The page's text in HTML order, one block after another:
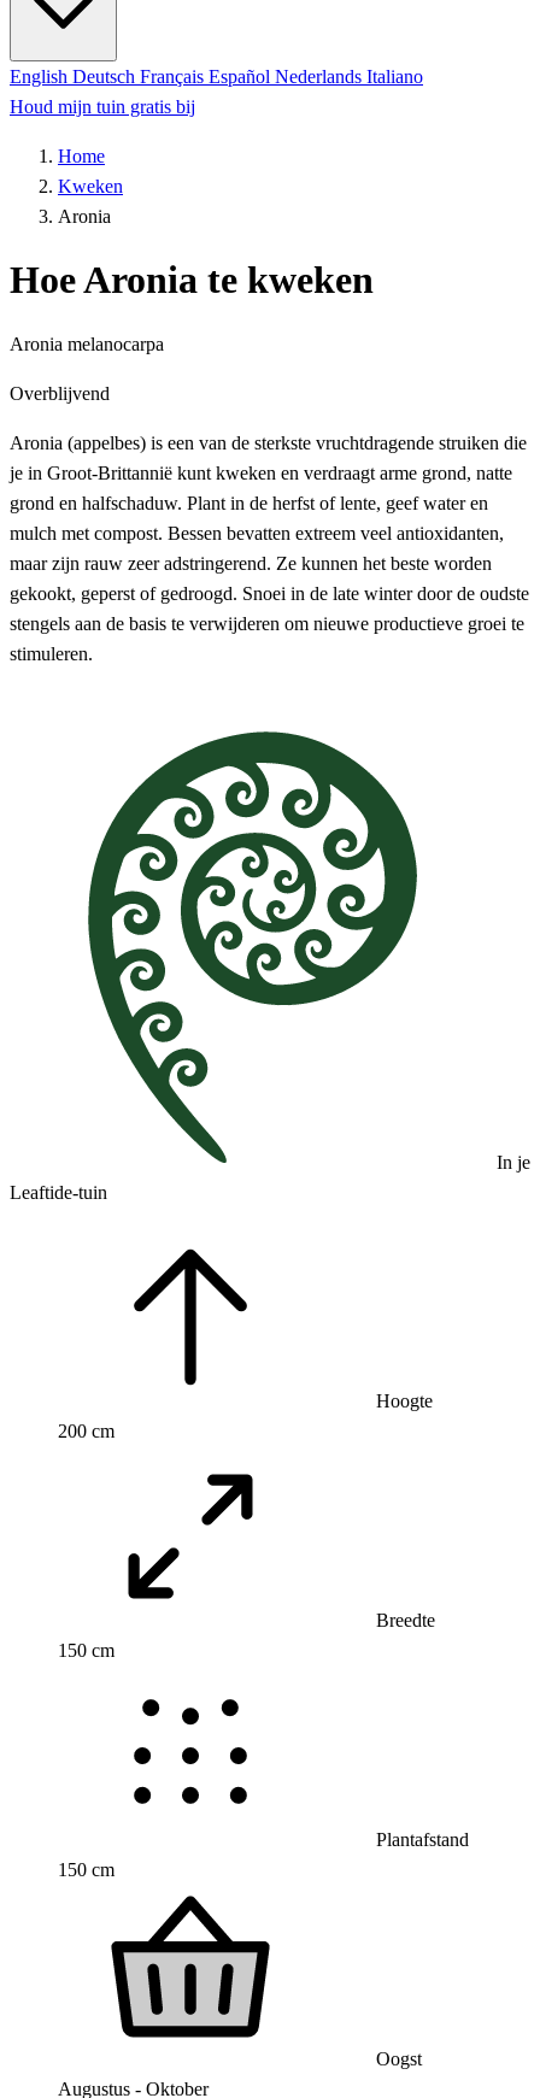
English Deutsch Français Español Nederlands Italiano
Houd mijn tuin gratis bij
Home
Kweken
Aronia
Hoe Aronia te kweken
Aronia melanocarpa
Overblijvend
Aronia (appelbes) is een van de sterkste vruchtdragende struiken die
je in Groot-Brittannië kunt kweken en verdraagt ​​arme grond, natte
grond en halfschaduw. Plant in de herfst of lente, geef water en
mulch met compost. Bessen bevatten extreem veel antioxidanten,
maar zijn rauw zeer adstringerend. Ze kunnen het beste worden
gekookt, geperst of gedroogd. Snoei in de late winter door de oudste
stengels aan de basis te verwijderen om nieuwe productieve groei te
stimuleren.
In je
Leaftide-tuin
Hoogte
200 cm
Breedte
150 cm
Plantafstand
150 cm
Oogst
Augustus - Oktober